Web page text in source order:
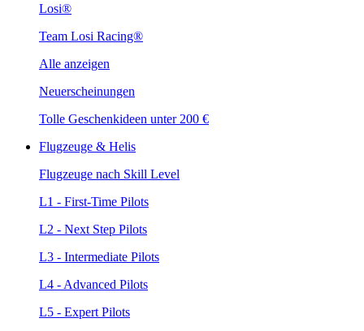
Losi®
Team Losi Racing®
Alle anzeigen
Neuerscheinungen
Tolle Geschenkideen unter 200 €
Flugzeuge & Helis
Flugzeuge nach Skill Level
L1 - First-Time Pilots
L2 - Next Step Pilots
L3 - Intermediate Pilots
L4 - Advanced Pilots
L5 - Expert Pilots